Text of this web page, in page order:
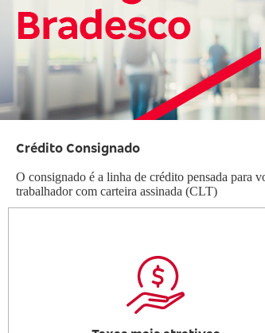
Bradesco
Explica
Crédito Consignado
O consignado é a linha de crédito pensada para
trabalhador com carteira assinada (CLT)